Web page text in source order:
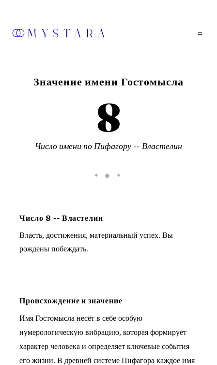
MYSTARA =
Значение имени Гостомысла
8
Число имени по Пифагору -- Властелин
✦ ◆ ✦
Число 8 -- Властелин
Власть, достижения, материальный успех. Вы
рождены побеждать.
Происхождение и значение
Имя Гостомысла несёт в себе особую
нумерологическую вибрацию, которая формирует
характер человека и определяет ключевые события
его жизни. В древней системе Пифагора каждое имя